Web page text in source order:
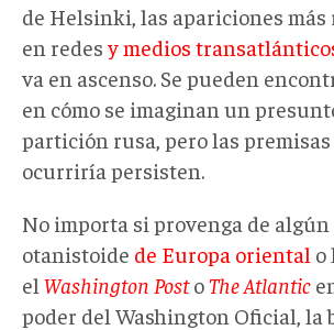
de Helsinki, las apariciones
en redes y medios
va en ascenso. Se pueden
en cómo se imaginan un
partición rusa, pero las
ocurriría persisten.
No importa si provenga de
otanistoide de Europa oriental o
el Washington PostoThe Atlantic
poder del Washington Oficial, la